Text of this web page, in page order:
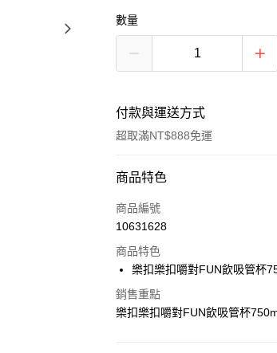
數量
付款與運送方式
超取滿NT$888免運
付款方式
信用卡一次付款
Apple Pay
街口支付
商品特色
商品編號
10631628
商品特色
樂扣樂扣嚼對FUN飲吸管杯
銷售重點
樂扣樂扣嚼對FUN飲吸管杯